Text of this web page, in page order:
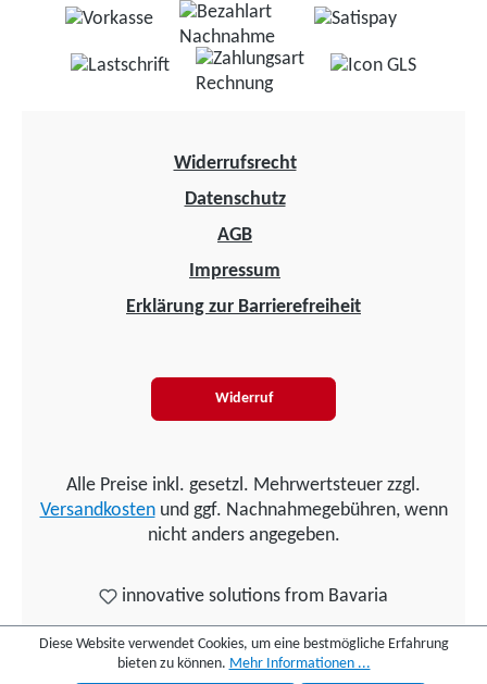
Widerrufsrecht
Datenschutz
AGB
Impressum
Erklärung zur Barrierefreiheit
Widerruf
Alle Preise inkl. gesetzl. Mehrwertsteuer zzgl.
Versandkostenund ggf. Nachnahmegebühren, wenn
nicht anders angegeben.
innovative solutions from Bavaria
Diese Website verwendet Cookies, um eine bestmögliche Erfahrung
bieten zu können. Mehr Informationen ...